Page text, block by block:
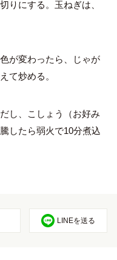
りにする。玉ねぎは、
が変わったら、じゃが
て炒める。
し、こしょう（お好み
したら弱火で10分煮込
LINEを送る